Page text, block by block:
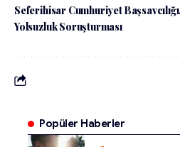
Seferihisar Cumhuriyet Başsavcılığı
Yolsuzluk Soruşturması
Popüler Haberler